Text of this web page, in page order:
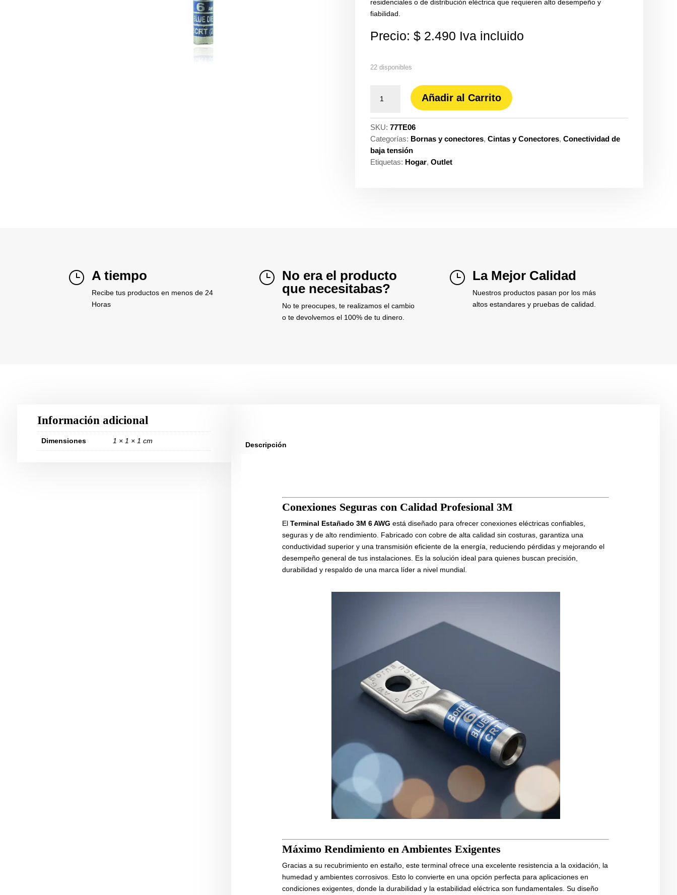
residenciales o de distribución eléctrica que requieren alto desempeño y
fiabilidad.
Precio:$ 2.490 Iva incluido
22 disponibles
estañado
3M
ref.
80610033211
cantidad
Añadir al Carrito
SKU:77TE06
Categorías: Bornas y conectores,Cintas y Conectores,Conectividad de
baja tensión
Etiquetas: Hogar,Outlet
} A tiempo
Recibe tus productos en menos de 24
Horas
} No era el producto
que necesitabas?
No te preocupes, te realizamos el cambio
o te devolvemos el 100% de tu dinero.
} La Mejor Calidad
Nuestros productos pasan por los más
altos estandares y pruebas de calidad.
Información adicional
Dimensiones 1 × 1 × 1 cm Descripción
Conexiones Seguras con Calidad Profesional 3M
ElTerminal Estañado 3M 6 AWG está diseñado para ofrecer conexiones eléctricas confiables,
seguras y de alto rendimiento. Fabricado con cobre de alta calidad sin costuras, garantiza una
conductividad superior y una transmisión eficiente de la energía, reduciendo pérdidas y mejorando el
desempeño general de tus instalaciones. Es la solución ideal para quienes buscan precisión,
durabilidad y respaldo de una marca líder a nivel mundial.
Máximo Rendimiento en Ambientes Exigentes
Gracias a su recubrimiento en estaño, este terminal ofrece una excelente resistencia a la oxidación, la
humedad y ambientes corrosivos. Esto lo convierte en una opción perfecta para aplicaciones en
condiciones exigentes, donde la durabilidad y la estabilidad eléctrica son fundamentales. Su diseño